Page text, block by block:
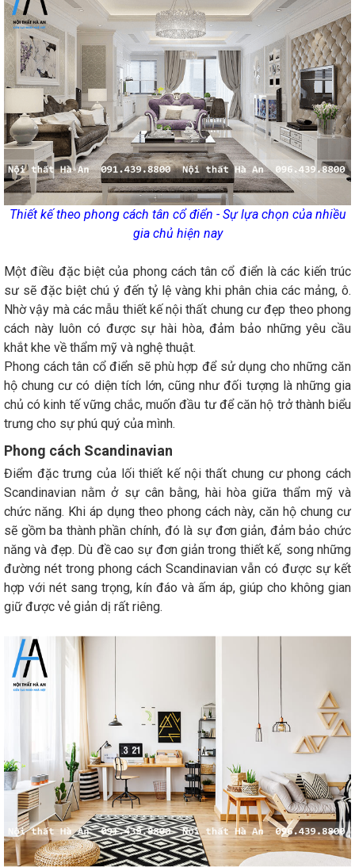
Thiết kế theo phong cách tân cổ điển - Sự lựa chọn của nhiều
gia chủ hiện nay
Một điều đặc biệt của phong cách tân cổ điển là các kiến trúc
sư sẽ đặc biệt chú ý đến tỷ lệ vàng khi phân chia các mảng, ô.
Nhờ vậy mà các mẫu thiết kế nội thất chung cư đẹp theo phong
cách này luôn có được sự hài hòa, đảm bảo những yêu cầu
khắt khe về thẩm mỹ và nghệ thuật.
Phong cách tân cổ điển sẽ phù hợp để sử dụng cho những căn
hộ chung cư có diện tích lớn, cũng như đối tượng là những gia
chủ có kinh tế vững chắc, muốn đầu tư để căn hộ trở thành biểu
trưng cho sự phú quý của mình.
Phong cách Scandinavian
Điểm đặc trưng của lối thiết kế nội thất chung cư phong cách
Scandinavian nằm ở sự cân bằng, hài hòa giữa thẩm mỹ và
chức năng. Khi áp dụng theo phong cách này, căn hộ chung cư
sẽ gồm ba thành phần chính, đó là sự đơn giản, đảm bảo chức
năng và đẹp. Dù đề cao sự đơn giản trong thiết kế, song những
đường nét trong phong cách Scandinavian vẫn có được sự kết
hợp với nét sang trọng, kín đáo và ấm áp, giúp cho không gian
giữ được vẻ giản dị rất riêng.